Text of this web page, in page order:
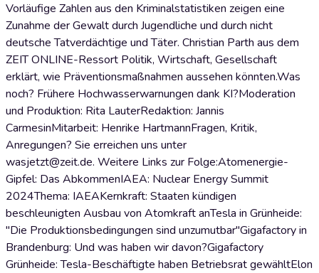
Vorläufige Zahlen aus den Kriminalstatistiken zeigen eine
Zunahme der Gewalt durch Jugendliche und durch nicht
deutsche Tatverdächtige und Täter. Christian Parth aus dem
ZEIT ONLINE-Ressort Politik, Wirtschaft, Gesellschaft
erklärt, wie Präventionsmaßnahmen aussehen könnten.Was
noch? Frühere Hochwasserwarnungen dank KI?Moderation
und Produktion: Rita LauterRedaktion: Jannis
CarmesinMitarbeit: Henrike HartmannFragen, Kritik,
Anregungen? Sie erreichen uns unter
wasjetzt@zeit.de. Weitere Links zur Folge:Atomenergie-
Gipfel: Das AbkommenIAEA: Nuclear Energy Summit
2024Thema: IAEAKernkraft: Staaten kündigen
beschleunigten Ausbau von Atomkraft anTesla in Grünheide:
"Die Produktionsbedingungen sind unzumutbar"Gigafactory in
Brandenburg: Und was haben wir davon?Gigafactory
Grünheide: Tesla-Beschäftigte haben Betriebsrat gewähltElon